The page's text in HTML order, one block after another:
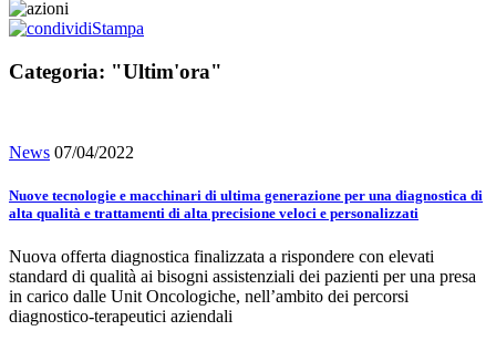
Stampa
Categoria: "Ultim'ora"
News 07/04/2022
Nuove tecnologie e macchinari di ultima generazione per una diagnostica di
alta qualità e trattamenti di alta precisione veloci e personalizzati
Nuova offerta diagnostica finalizzata a rispondere con elevati
standard di qualità ai bisogni assistenziali dei pazienti per una presa
in carico dalle Unit Oncologiche, nell’ambito dei percorsi
diagnostico-terapeutici aziendali